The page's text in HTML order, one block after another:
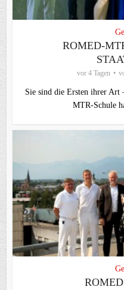
ROMED-
vor 4 Tagen
Sie sind die Ersten ihrer Art
MTR-Schule
ROMED